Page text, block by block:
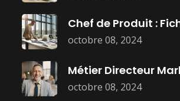
octobre 08, 2024
Chef de Produit :
octobre 08, 2024